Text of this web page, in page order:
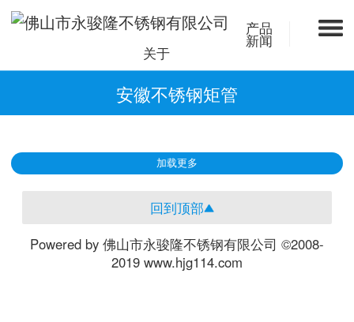
产品
新闻
关于
安徽不锈钢矩管
加载更多
回到顶部
Powered by 佛山市永骏隆不锈钢有限公司 ©2008-
2019 www.hjg114.com